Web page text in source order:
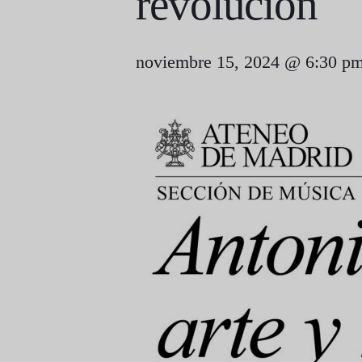
noviembre 15, 2024 @ 6:30